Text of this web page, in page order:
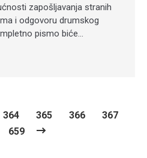
zapošljavanja stranih
i odgovoru drumskog
pismo biće…
364 365 366
367
659